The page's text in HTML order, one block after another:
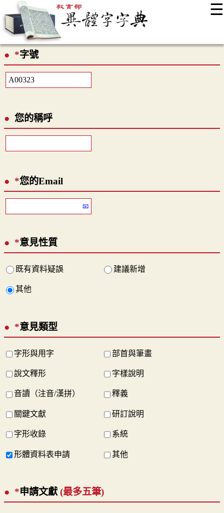
☰
最新消息
*字號
您的稱呼
*您的Email
*意見性質
既有資料疑誤 建議新增
其他
*意見類型
字形與用字 部首與筆畫
說文釋形 字樣說明
音讀（注音/漢拼） 釋義
關鍵文獻 研訂說明
字形收錄 系統
形體資料表申請 其他
*申請文獻(最多五筆)